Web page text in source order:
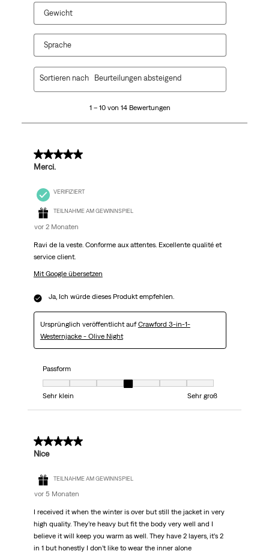
Gewicht
Sprache
14
1 – 10 von 14 Bewertungen
Sortieren nach Beurteilungen absteigend
5 von 5 Sternen.
Merci.
VERIFIZIERT
TEILNAHME AM GEWINNSPIEL
vor 2 Monaten
Ravi de la veste. Conforme aux attentes. Excellente qualité et
service client.
Mit Google übersetzen
Ja, Ich würde dieses Produkt empfehlen.
Ursprünglich veröffentlicht aufCrawford 3-in-1-
Westernjacke - Olive Night
Passform
Passform, 4 von 7, wobei 1 gleich Sehr klein ist und 7 gleich Sehr groß
Sehr klein
Sehr groß
5 von 5 Sternen.
Nice
TEILNAHME AM GEWINNSPIEL
vor 5 Monaten
I received it when the winter is over but still the jacket in very
high quality. They’re heavy but fit the body very well and I
believe it will keep you warm as well. They have 2 layers, it’s 2
in 1 but honestly I don’t like to wear the inner alone